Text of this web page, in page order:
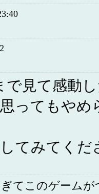
で見て感動
ってもやめ
てみてくだ
てこのゲーム